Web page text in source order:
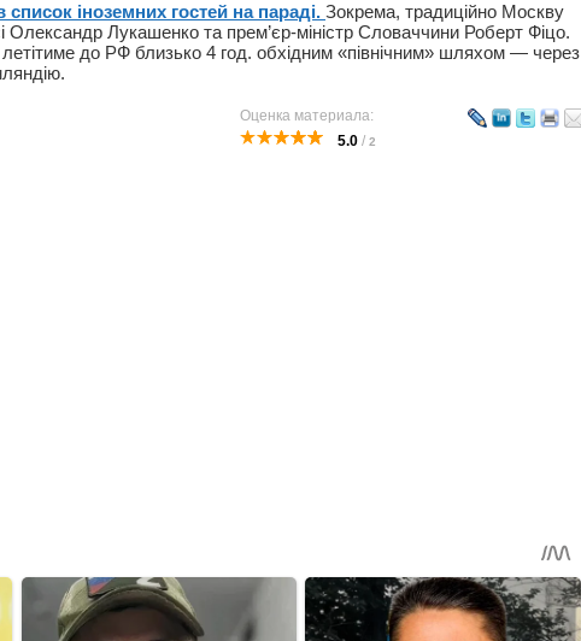
іноземних гостей на параді. Зокрема, традиційно Москву
Олександр Лукашенко та прем’єр-міністр Словаччини Роберт Фіцо.
до РФ близько 4 год. обхідним «північним» шляхом — через
Оценка материала:
5.0 / 2